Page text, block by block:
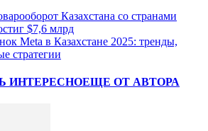
Казахстана со странами
$7,6 млрд
Meta в Казахстане 2025: тренды,
стратегии
ИНТЕРЕСНОЕЩЕ ОТ АВТОРА